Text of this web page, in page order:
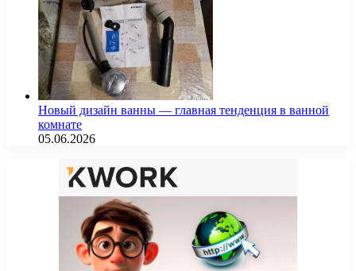
Новый дизайн ванны — главная тенденция в ванной
комнате
05.06.2026